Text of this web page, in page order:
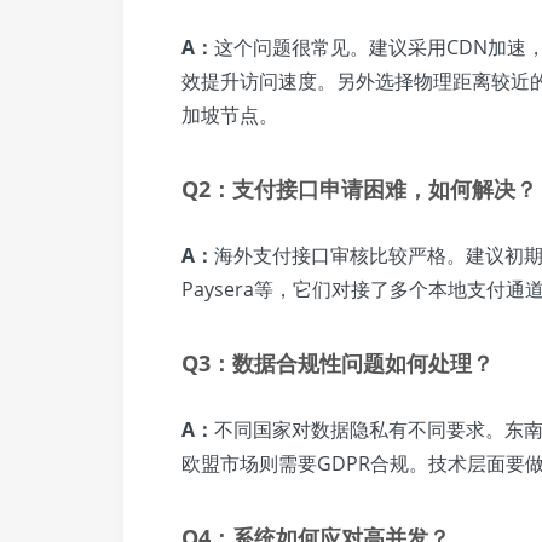
A： 这个问题很常见。建议采用CDN加速
效提升访问速度。另外选择物理距离较
加坡节点。
Q2：支付接口申请困难，如何解决？
A： 海外支付接口审核比较严格。建议初
Paysera等，它们对接了多个本地支付通
Q3：数据合规性问题如何处理？
A： 不同国家对数据隐私有不同要求。东
欧盟市场则需要GDPR合规。技术层面要